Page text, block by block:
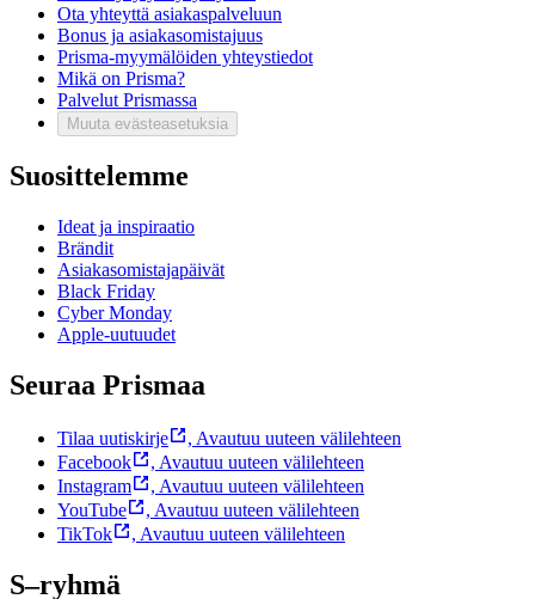
Ota yhteyttä asiakaspalveluun
Bonus ja asiakasomistajuus
Prisma-myymälöiden yhteystiedot
Mikä on Prisma?
Palvelut Prismassa
Muuta evästeasetuksia
Suosittelemme
Ideat ja inspiraatio
Brändit
Asiakasomistajapäivät
Black Friday
Cyber Monday
Apple-uutuudet
Seuraa Prismaa
Tilaa uutiskirje , Avautuu uuteen välilehteen
Facebook
, Avautuu uuteen välilehteen
Instagram
, Avautuu uuteen välilehteen
YouTube
, Avautuu uuteen välilehteen
TikTok
, Avautuu uuteen välilehteen
S–ryhmä